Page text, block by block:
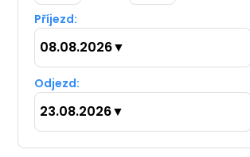
Příjezd:
08.08.2026▼
Odjezd:
23.08.2026▼